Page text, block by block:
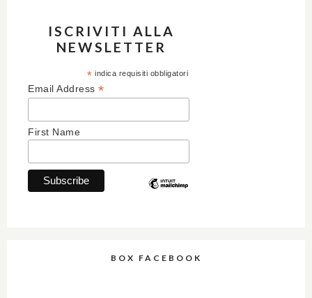
ISCRIVITI ALLA
NEWSLETTER
* indica requisiti obbligatori
Email Address *
First Name
BOX FACEBOOK